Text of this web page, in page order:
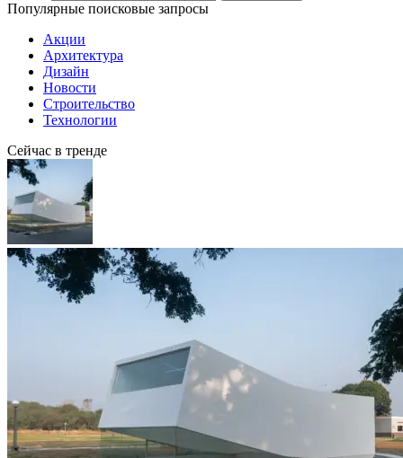
Популярные поисковые запросы
Акции
Архитектура
Дизайн
Новости
Строительство
Технологии
Сейчас в тренде